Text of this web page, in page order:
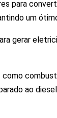
para
um
gerar
como
ao diesel